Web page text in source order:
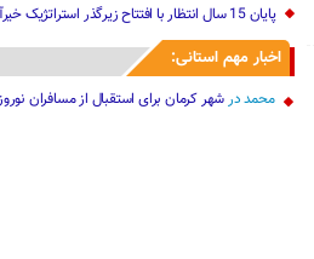
پایان 15 سال انتظار با افتتاح زیرگذر استراتژیک خیرآباد در سمنان
اخبار مهم استانی:
محمددرشهر کرمان برای استقبال از مسافران